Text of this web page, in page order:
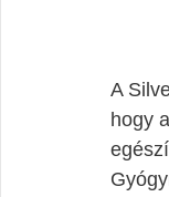
A
hogy